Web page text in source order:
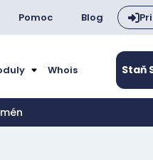
Pomoc Blog
Whois Staň